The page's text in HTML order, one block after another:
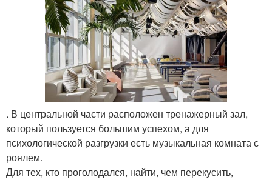
. В центральной части расположен тренажерный зал,
который пользуется большим успехом, а для
психологической разгрузки есть музыкальная комната с
роялем.
Для тех, кто проголодался, найти, чем перекусить,